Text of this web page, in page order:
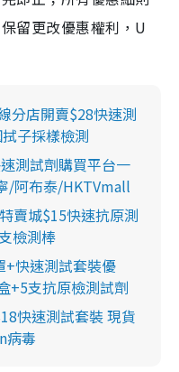
留更改優惠權利，U
分店開賣$28快速測
子採樣檢測
測試劑購買平台一
/阿布泰/HKTVmall
賣城$15快速抗原測
檢測棒
+快速測試套裝優
+5支抗原檢測試劑
快速測試套裝 現貨
病毒